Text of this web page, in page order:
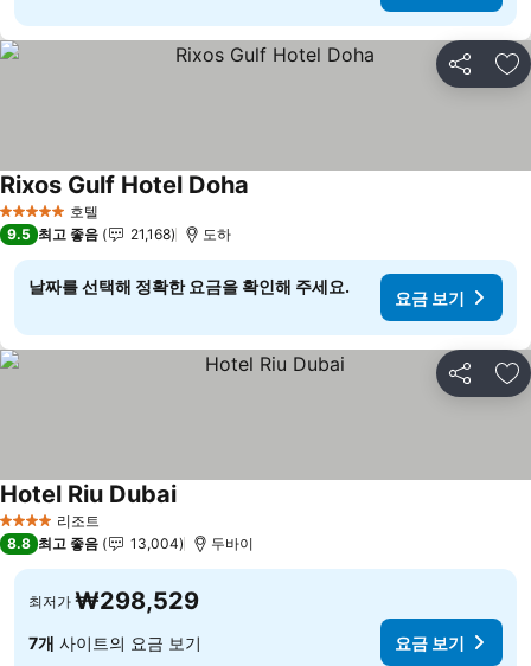
공유 즐
5 성급 호텔
Rixos Gulf Hotel Doha
9.5 최고 좋음 21,168 도하
날짜를 선택해 정확한 요금을 확인해 주세요.
요금 보기
공유 즐
4 성급 리조트
Hotel Riu Dubai요금 보기
8.8 최고 좋음 13,004 두바이
최저가 ₩298,529
7개 사이트의 요금 보기 요금 보기